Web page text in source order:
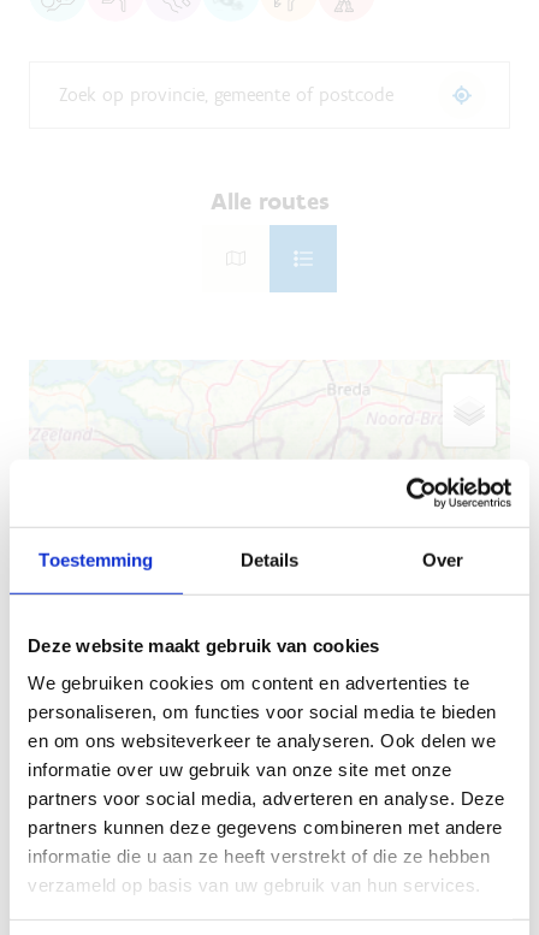
Toestemming Details Over
Deze website maakt gebruik van cookies
We gebruiken cookies om content en advertenties te
personaliseren, om functies voor social media te bieden
en om ons websiteverkeer te analyseren. Ook delen we
informatie over uw gebruik van onze site met onze
partners voor social media, adverteren en analyse. Deze
partners kunnen deze gegevens combineren met andere
informatie die u aan ze heeft verstrekt of die ze hebben
verzameld op basis van uw gebruik van hun services.
Alle routes
+
−